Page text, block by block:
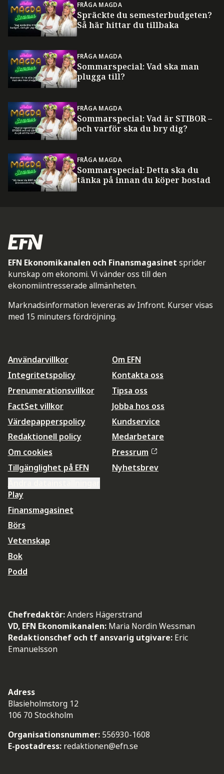
FRÅGA MAGDA
Spräckte du semesterbudgeten?
Så här hittar du tillbaka
FRÅGA MAGDA
Sommarspecial: Vad ska man
plugga till?
FRÅGA MAGDA
Sommarspecial: Vad är STIBOR –
och varför ska du bry dig?
FRÅGA MAGDA
Sommarspecial: Detta ska du
tänka på innan du köper bostad
EFN Ekonomikanalen och Finansmagasinet sprider
kunskap om ekonomi. Vi vänder oss till den
ekonomiintresserade allmänheten.
Marknadsinformation levereras av Infront. Kurser visas
med 15 minuters fördröjning.
Användarvillkor
Integritetspolicy
Prenumerationsvillkor
FactSet villkor
Värdepapperspolicy
Redaktionell policy
Om cookies
Tillgänglighet på EFN
Om EFN
Kontakta oss
Tipsa oss
Jobba hos oss
Kundservice
Medarbetare
Pressrum
Nyhetsbrev
Play
Finansmagasinet
Börs
Vetenskap
Bok
Podd
Chefredaktör:Anders Hägerstrand
VD, EFN Ekonomikanalen: Maria Nordin Wessman
Redaktionschef och tf ansvarig utgivare: Eric
Emanuelsson
Adress
Blasieholmstorg 12
106 70 Stockholm
Organisationsnummer: 556930-1608
E-postadress: redaktionen@efn.se